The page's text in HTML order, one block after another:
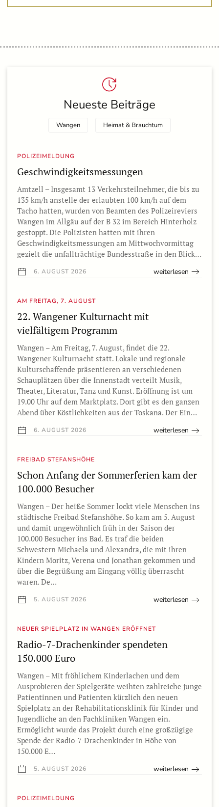
Neueste Beiträge
Wangen Heimat & Brauchtum
POLIZEIMELDUNG
Geschwindigkeitsmessungen
Amtzell – Insgesamt 13 Verkehrsteilnehmer, die bis zu
135 km/h anstelle der erlaubten 100 km/h auf dem
Tacho hatten, wurden von Beamten des Polizeireviers
Wangen im Allgäu auf der B 32 im Bereich Hinterholz
gestoppt. Die Polizisten hatten mit ihren
Geschwindigkeitsmessungen am Mittwochvormittag
gezielt die unfallträchtige Bundesstraße in den Blick…
6. AUGUST 2026 weiterlesen
AM FREITAG, 7. AUGUST
22. Wangener Kulturnacht mit
vielfältigem Programm
Wangen – Am Freitag, 7. August, findet die 22.
Wangener Kulturnacht statt. Lokale und regionale
Kulturschaffende präsentieren an verschiedenen
Schauplätzen über die Innenstadt verteilt Musik,
Theater, Literatur, Tanz und Kunst. Eröffnung ist um
19.00 Uhr auf dem Marktplatz. Dort gibt es den ganzen
Abend über Köstlichkeiten aus der Toskana. Der Ein…
6. AUGUST 2026 weiterlesen
FREIBAD STEFANSHÖHE
Schon Anfang der Sommerferien kam der
100.000 Besucher
Wangen – Der heiße Sommer lockt viele Menschen ins
städtische Freibad Stefanshöhe. So kam am 5. August
und damit ungewöhnlich früh in der Saison der
100.000 Besucher ins Bad. Es traf die beiden
Schwestern Michaela und Alexandra, die mit ihren
Kindern Moritz, Verena und Jonathan gekommen und
über die Begrüßung am Eingang völlig überrascht
waren. De…
5. AUGUST 2026 weiterlesen
NEUER SPIELPLATZ IN WANGEN ERÖFFNET
Radio-7-Drachenkinder spendeten
150.000 Euro
Wangen – Mit fröhlichem Kinderlachen und dem
Ausprobieren der Spielgeräte weihten zahlreiche junge
Patientinnen und Patienten kürzlich den neuen
Spielplatz an der Rehabilitationsklinik für Kinder und
Jugendliche an den Fachkliniken Wangen ein.
Ermöglicht wurde das Projekt durch eine großzügige
Spende der Radio-7-Drachenkinder in Höhe von
150.000 E…
5. AUGUST 2026 weiterlesen
POLIZEIMELDUNG